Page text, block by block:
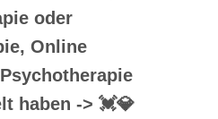
oder
Online
haben -> 💓️💎